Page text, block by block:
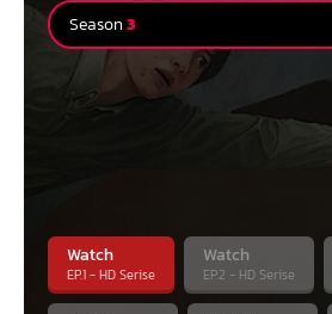
Season3
Season
0 Episodes
1 Episodes
Watch
EP.1 - HD Serise
Watch
EP.2 - HD Serise